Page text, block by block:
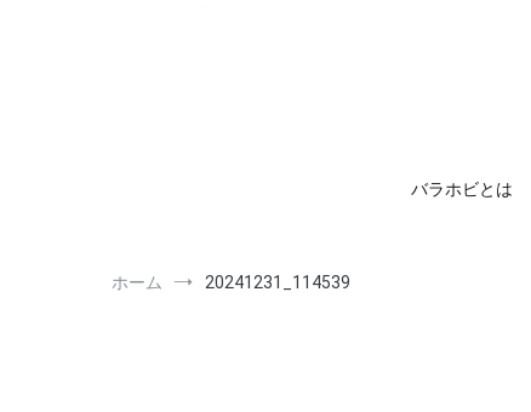
バラホビとは
ホーム 20241231_114539